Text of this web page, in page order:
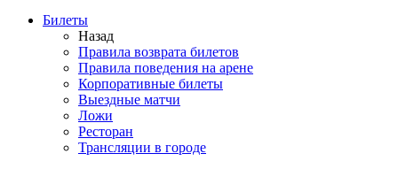
Билеты
Назад
Правила возврата билетов
Правила поведения на арене
Корпоративные билеты
Выездные матчи
Ложи
Ресторан
Трансляции в городе